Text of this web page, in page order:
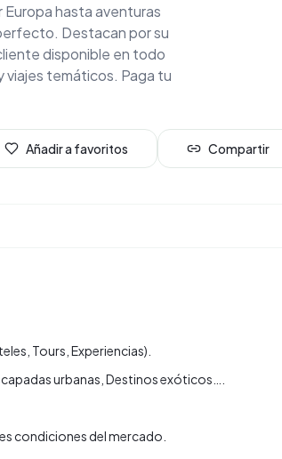
Europa hasta aventuras
Destacan por su
disponible en todo
viajes temáticos. Paga tu
Añadir a favoritos Compartir
Tours, Experiencias).
urbanas, Destinos exóticos….
condiciones del mercado.